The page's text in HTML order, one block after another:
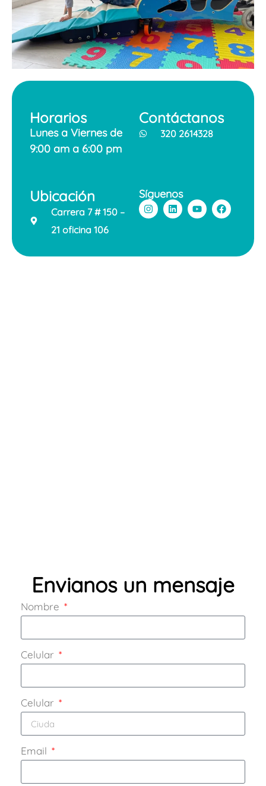
Horarios
Lunes a Viernesde
9:00 am a 6:00 pm
Contáctanos
320 2614328
Ubicación
Carrera 7 # 150 –
21 oficina 106
Síguenos
Envianos un mensaje
Nombre
Celular
Celular
Email